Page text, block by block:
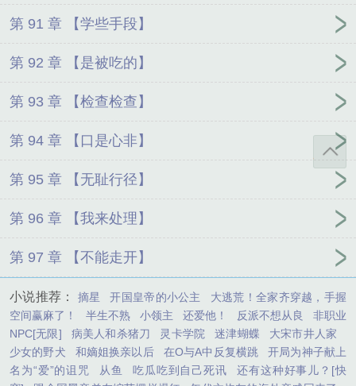
第 91 章 【学些手段】
第 92 章 【是被吃的】
第 93 章 【检查检查】
第 94 章 【口是心非】
第 95 章 【无耻行径】
第 96 章 【我来处理】
第 97 章 【不能走开】
小说推荐： 摘星 开国皇帝的小公主
大逃荒！全家齐穿越，手握
空间赢麻了！
半生不熟 小领主 还爱他！ 反派不想从良
非职业
NPC[无限]
病美人和杀猪刀 灵卡学院 迷津蝴蝶
大宋市井人家
少女的野犬
和嫡姐换亲以后 在O与A中反复横跳
开局为神子献上
名为“爱”的诅咒
从鱼 吃瓜吃到自己死讯
还有这种好事儿？[快